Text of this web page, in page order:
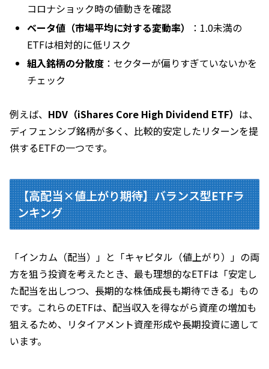
コロナショック時の値動きを確認
ベータ値（市場平均に対する変動率）
：1.0未満の
ETFは相対的に低リスク
組入銘柄の分散度 ：セクターが偏りすぎていないかを
チェック
例えば、 HDV（iShares Core High Dividend ETF） は、
ディフェンシブ銘柄が多く、比較的安定したリターンを提
供するETFの一つです。
【高配当×値上がり期待】バランス型ETFラ
ンキング
「インカム（配当）」と「キャピタル（値上がり）」の両
方を狙う投資を考えたとき、最も理想的なETFは「安定し
た配当を出しつつ、長期的な株価成長も期待できる」もの
です。これらのETFは、配当収入を得ながら資産の増加も
狙えるため、リタイアメント資産形成や長期投資に適して
います。